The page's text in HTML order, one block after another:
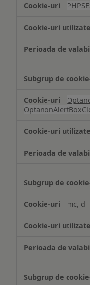
Cookie
necesare
mc, d